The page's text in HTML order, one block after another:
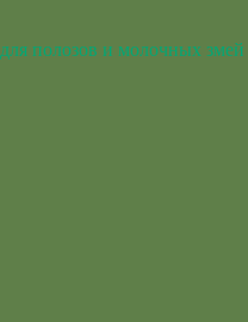
для полозов и молочных змей